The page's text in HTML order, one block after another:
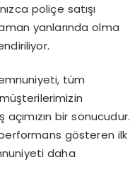
poliçe satışı
yanlarında olma
tüm
bir sonucudur.
gösteren ilk
daha